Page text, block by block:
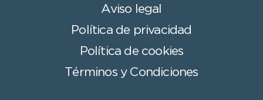
Aviso legal
Política de privacidad
Política de cookies
Términos y Condiciones